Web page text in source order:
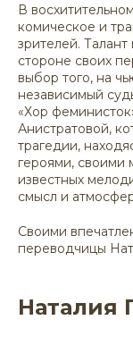
В
комическое и
зрителей.
стороне своих
выбор того, на
независимый
«Хор
Анистратовой,
трагедии,
героями, своими
известных
смысл и
Своими
переводчицы
Наталия